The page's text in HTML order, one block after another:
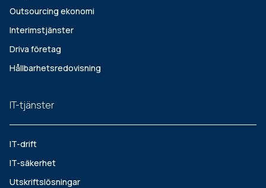
Outsourcing ekonomi
Interimstjänster
Driva företag
Hållbarhetsredovisning
IT-tjänster
IT-drift
IT-säkerhet
Utskriftslösningar